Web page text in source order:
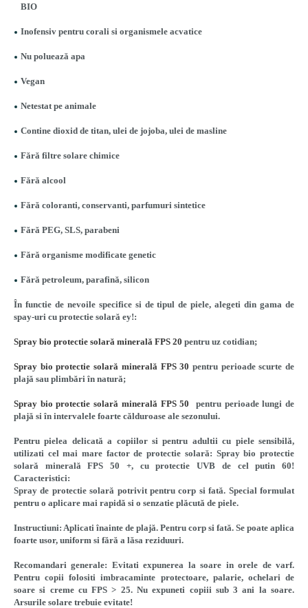
BIO
Inofensiv pentru corali si organismele acvatice
Nu poluează apa
Vegan
Netestat pe animale
Contine dioxid de titan, ulei de jojoba, ulei de masline
Fără filtre solare chimice
Fără alcool
Fără coloranti, conservanti, parfumuri sintetice
Fără PEG, SLS, parabeni
Fără organisme modificate genetic
Fără petroleum, parafină, silicon
În functie de nevoile specifice si de tipul de piele, alegeti din gama de
spay-uri cu protectie solară ey!:
Spray bio protectie solară minerală FPS 20 pentru uz cotidian;
Spray bio protectie solară minerală FPS 30 pentru perioade scurte de
plajă sau plimbări în natură;
Spray bio protectie solară minerală FPS 50 pentru perioade lungi de
plajă si în intervalele foarte călduroase ale sezonului.
Pentru pielea delicată a copiilor si pentru adultii cu piele sensibilă,
utilizati cel mai mare factor de protectie solară: Spray bio protectie
solară minerală FPS 50 +, cu protectie UVB de cel putin 60!
Caracteristici:
Spray de protectie solară potrivit pentru corp si fată. Special formulat
pentru o aplicare mai rapidă si o senzatie plăcută de piele.
Instructiuni: Aplicati înainte de plajă. Pentru corp si fată. Se poate aplica
foarte usor, uniform si fără a lăsa reziduuri.
Recomandari generale: Evitati expunerea la soare in orele de varf.
Pentru copii folositi imbracaminte protectoare, palarie, ochelari de
soare si creme cu FPS > 25. Nu expuneti copiii sub 3 ani la soare.
Arsurile solare trebuie evitate!